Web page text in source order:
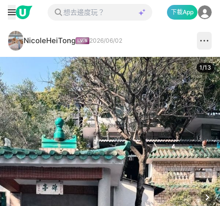
下載App
NicoleHeiTong 2026/06/02
1/13